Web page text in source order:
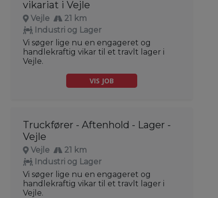
vikariat i Vejle
Vejle
21 km
Industri og Lager
Vi søger lige nu en engageret og
handlekraftig vikar til et travlt lager i
Vejle.
VIS JOB
Truckfører - Aftenhold - Lager -
Vejle
Vejle
21 km
Industri og Lager
Vi søger lige nu en engageret og
handlekraftig vikar til et travlt lager i
Vejle.